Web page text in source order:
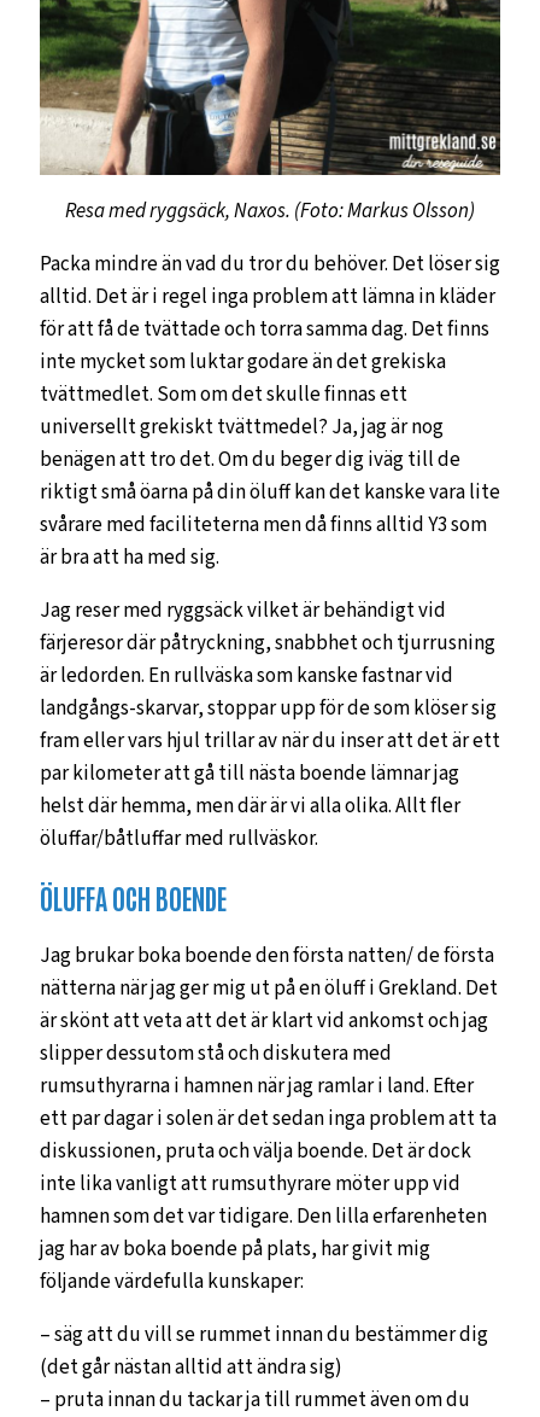
Resa med ryggsäck, Naxos. (Foto: Markus Olsson)
Packa mindre än vad du tror du behöver. Det löser sig
alltid. Det är i regel inga problem att lämna in kläder
för att få de tvättade och torra samma dag. Det finns
inte mycket som luktar godare än det grekiska
tvättmedlet. Som om det skulle finnas ett
universellt grekiskt tvättmedel? Ja, jag är nog
benägen att tro det. Om du beger dig iväg till de
riktigt små öarna på din öluff kan det kanske vara lite
svårare med faciliteterna men då finns alltid Y3 som
är bra att ha med sig.
Jag reser med ryggsäck vilket är behändigt vid
färjeresor där påtryckning, snabbhet och tjurrusning
är ledorden. En rullväska som kanske fastnar vid
landgångs-skarvar, stoppar upp för de som klöser sig
fram eller vars hjul trillar av när du inser att det är ett
par kilometer att gå till nästa boende lämnar jag
helst där hemma, men där är vi alla olika. Allt fler
öluffar/båtluffar med rullväskor.
ÖLUFFA OCH BOENDE
Jag brukar boka boende den första natten/ de första
nätterna när jag ger mig ut på en öluff i Grekland. Det
är skönt att veta att det är klart vid ankomst och jag
slipper dessutom stå och diskutera med
rumsuthyrarna i hamnen när jag ramlar i land. Efter
ett par dagar i solen är det sedan inga problem att ta
diskussionen, pruta och välja boende. Det är dock
inte lika vanligt att rumsuthyrare möter upp vid
hamnen som det var tidigare. Den lilla erfarenheten
jag har av boka boende på plats, har givit mig
följande värdefulla kunskaper:
– säg att du vill se rummet innan du bestämmer dig
(det går nästan alltid att ändra sig)
– pruta innan du tackar ja till rummet även om du